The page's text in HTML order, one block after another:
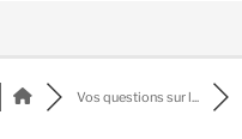
Vos questions sur l...